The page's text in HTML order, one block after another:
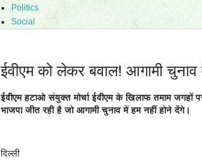
Politics
Social
ईवीएम को लेकर बवाल! आगामी चुनाव
ईवीएम हटाओ संयुक्त मोर्चा ईवीएम के खिलाफ तमाम जगहों
भाजपा जीत रही है जो आगामी चुनाव में हम नहीं होने देंगे।
दिल्ली